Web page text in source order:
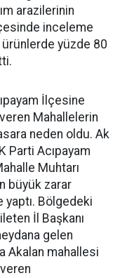
arazilerinin
inceleme
ürünlerde yüzde 80
İlçesine
Mahallelerin
neden oldu. Ak
Parti Acıpayam
Muhtarı
büyük zarar
Bölgedeki
İl Başkanı
gelen
Akalan mahallesi